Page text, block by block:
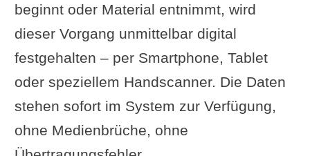
beginnt oder Material entnimmt, wird
dieser Vorgang unmittelbar digital
festgehalten – per Smartphone, Tablet
oder speziellem Handscanner. Die Daten
stehen sofort im System zur Verfügung,
ohne Medienbrüche, ohne